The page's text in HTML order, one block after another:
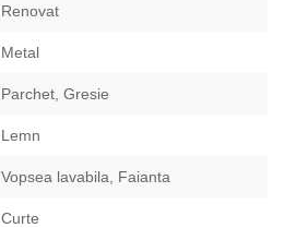
Renovat
Metal
Parchet, Gresie
Lemn
Vopsea lavabila, Faianta
Curte